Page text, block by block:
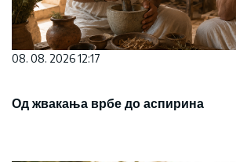
08. 08. 2026 12:17
Од жвакања врбе до аспирина